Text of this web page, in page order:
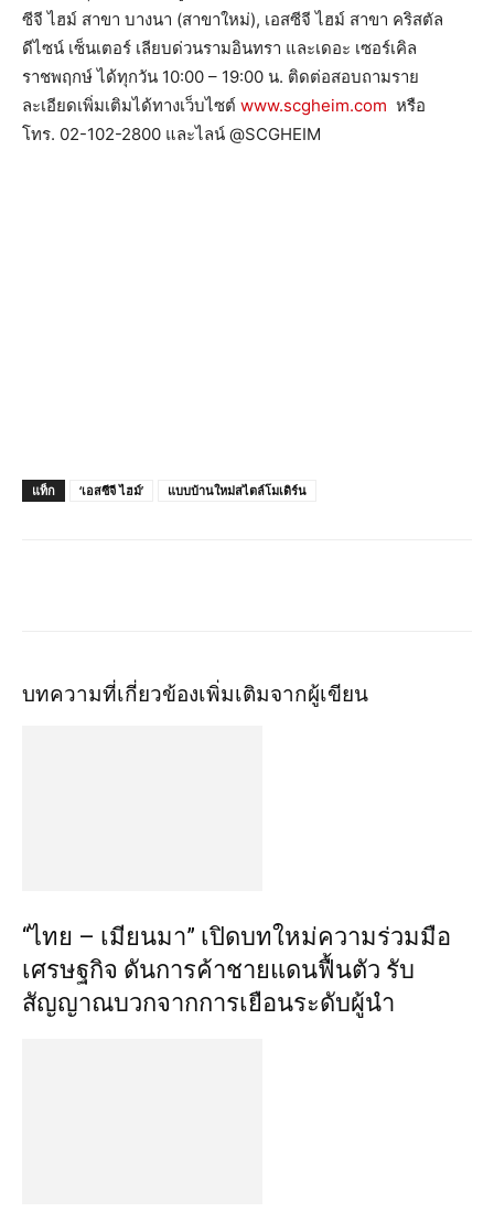
ซีจี ไฮม์ สาขา บางนา (สาขาใหม่), เอสซีจี ไฮม์ สาขา คริสตัล
ดีไซน์ เซ็นเตอร์ เลียบด่วนรามอินทรา และเดอะ เซอร์เคิล
ราชพฤกษ์ ได้ทุกวัน 10:00 – 19:00 น. ติดต่อสอบถามราย
ละเอียดเพิ่มเติมได้ทางเว็บไซต์ www.scgheim.com หรือ
โทร. 02-102-2800 และไลน์ @SCGHEIM
แท็ก ‘เอสซีจี ไฮม์’ แบบบ้านใหม่สไตล์โมเดิร์น
บทความที่เกี่ยวข้องเพิ่มเติมจากผู้เขียน
“ไทย – เมียนมา” เปิดบทใหม่ความร่วมมือ
เศรษฐกิจ ดันการค้าชายแดนฟื้นตัว รับ
สัญญาณบวกจากการเยือนระดับผู้นำ